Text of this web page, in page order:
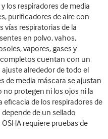
los respiradores de media
purificadores de aire con
vías respiratorias de la
en polvo, vahos,
vapores, gases y
cuentan con un
alrededor de todo el
de media máscara se ajustan
no protegen ni los ojos ni la
eficacia de los respiradores de
de un sellado
requiere pruebas de